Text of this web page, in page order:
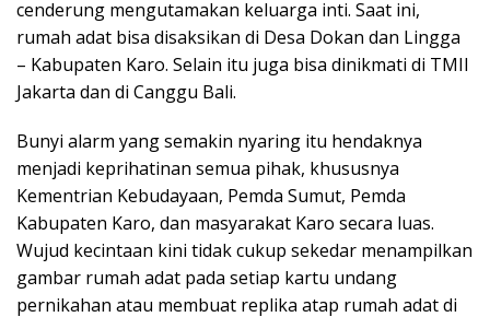
cenderung mengutamakan keluarga inti. Saat ini,
rumah adat bisa disaksikan di Desa Dokan dan Lingga
– Kabupaten Karo. Selain itu juga bisa dinikmati di TMII
Jakarta dan di Canggu Bali.
Bunyi alarm yang semakin nyaring itu hendaknya
menjadi keprihatinan semua pihak, khususnya
Kementrian Kebudayaan, Pemda Sumut, Pemda
Kabupaten Karo, dan masyarakat Karo secara luas.
Wujud kecintaan kini tidak cukup sekedar menampilkan
gambar rumah adat pada setiap kartu undang
pernikahan atau membuat replika atap rumah adat di